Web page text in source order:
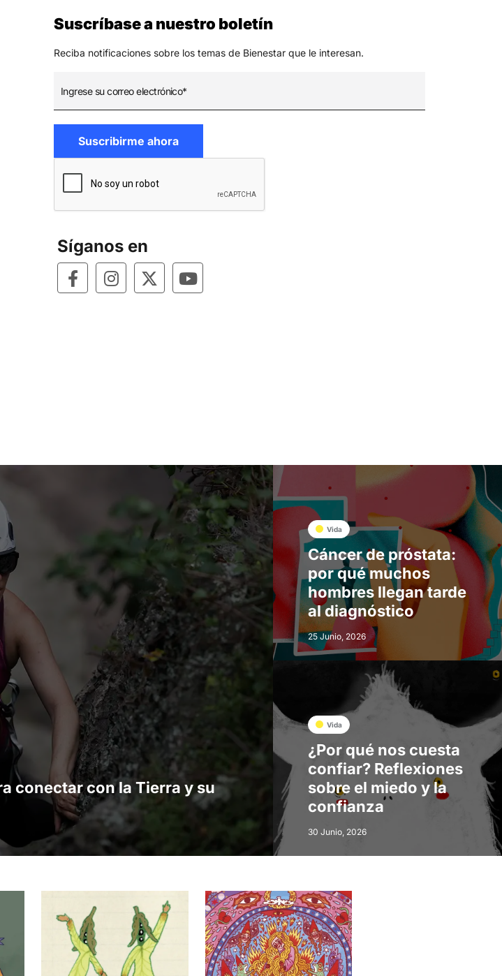
Suscríbase a nuestro boletín
Reciba notificaciones sobre los temas de Bienestar que le interesan.
Síganos en
conectar con la Tierra y su
Vida
Cáncer de próstata:
por qué muchos
hombres llegan tarde
al diagnóstico
25 Junio, 2026
Vida
¿Por qué nos cuesta
confiar? Reflexiones
sobre el miedo y la
confianza
30 Junio, 2026